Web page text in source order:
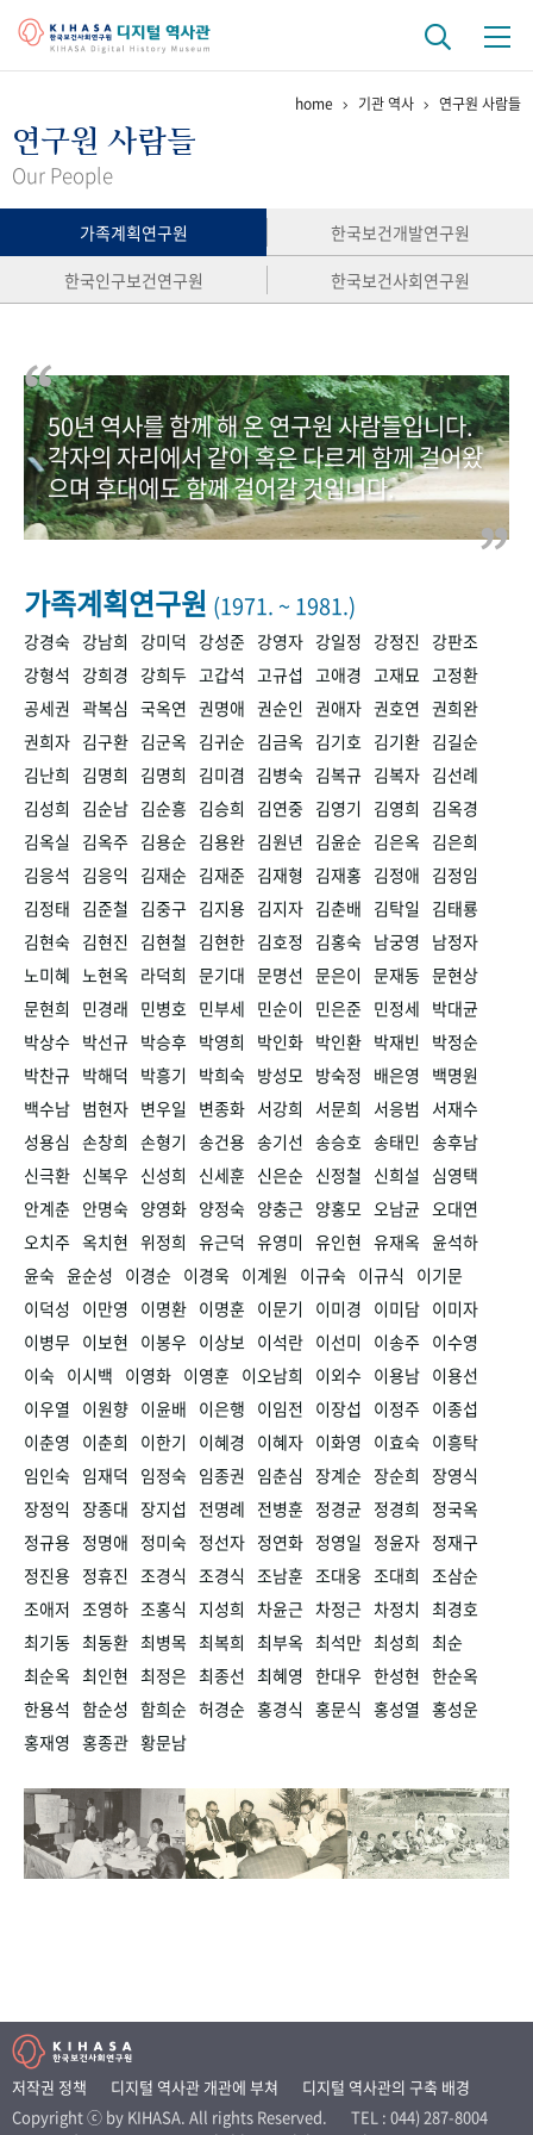
걸어온 길 기관 변천사
연구 역사
정책과 연구 키워드로 보는 연구 역사
연구자들
간행물 변천사
기록물 아카이브
사진 아카이브 문서 기록물 행정박물 영상 기록물
50+1주년 기념
+1
VR 역사관
home 기관 역사 연구원 사람들
연구원 사람들
Our People
가족계획연구원
한국보건개발연구원
한국인구보건연구원
한국보건사회연구원
50년 역사를 함께 해 온 연구원 사람들입니다.
각자의 자리에서 같이 혹은 다르게 함께 걸어왔
으며 후대에도 함께 걸어갈 것입니다.
가족계획연구원 (1971. ~ 1981.)
강경숙 강남희 강미덕 강성준 강영자 강일정 강정진
강판조
강형석
강희경 강희두 고갑석 고규섭 고애경 고재묘 고정환
공세권 곽복심 국옥연 권명애 권순인 권애자 권호연 권희완
권희자 김구환 김군옥 김귀순 김금옥 김기호 김기환 김길순
김난희
김명희 김명희 김미겸 김병숙 김복규 김복자 김선례
김성희
김순남 김순흥 김승희 김연중 김영기 김영희
김옥경
김옥실
김옥주 김용순 김용완 김원년 김윤순 김은옥 김은희
김응석
김응익 김재순 김재준 김재형 김재홍 김정애 김정임
김정태 김준철 김중구 김지용 김지자 김춘배 김탁일
김태룡
김현숙 김현진 김현철 김현한 김호정 김홍숙 남궁영
남정자
노미혜 노현옥 라덕희 문기대 문명선 문은이 문재동 문현상
문현희
민경래 민병호 민부세 민순이 민은준 민정세 박대균
박상수 박선규 박승후 박영희 박인화 박인환 박재빈
박정순
박찬규 박해덕 박흥기 박희숙 방성모 방숙정 배은영
백명원
백수남 범현자 변우일 변종화 서강희 서문희 서응범
서재수
성용심 손창희 손형기 송건용 송기선 송승호 송태민 송후남
신극환 신복우 신성희 신세훈 신은순 신정철 신희설
심영택
안계춘 안명숙 양영화 양정숙 양충근 양홍모 오남균 오대연
오치주 옥치현 위정희 유근덕 유영미 유인현 유재옥 윤석하
윤숙 윤순성 이경순 이경욱 이계원 이규숙 이규식
이기문
이덕성
이만영 이명환 이명훈 이문기 이미경 이미담 이미자
이병무 이보현 이봉우 이상보 이석란 이선미 이송주 이수영
이숙 이시백 이영화 이영훈 이오남희 이외수 이용남 이용선
이우열
이원향 이윤배 이은행 이임전 이장섭 이정주 이종섭
이춘영
이춘희 이한기 이혜경 이혜자 이화영 이효숙 이흥탁
임인숙 임재덕 임정숙 임종권 임춘심 장계순 장순희 장영식
장정익 장종대 장지섭 전명례 전병훈 정경균 정경희
정국옥
정규용 정명애 정미숙 정선자 정연화 정영일 정윤자 정재구
정진용 정휴진 조경식 조경식 조남훈 조대웅 조대희 조삼순
조애저 조영하 조홍식 지성희 차윤근 차정근 차정치 최경호
최기동 최동환 최병목 최복희 최부옥 최석만 최성희 최순
최순옥 최인현 최정은 최종선 최혜영 한대우 한성현 한순옥
한용석 함순성 함희순 허경순 홍경식 홍문식 홍성열 홍성운
홍재영 홍종관 황문남
저작권 정책 디지털 역사관 개관에 부쳐
디지털 역사관의 구축 배경
Copyright ⓒ by KIHASA. All rights Reserved.
TEL : 044) 287-8004